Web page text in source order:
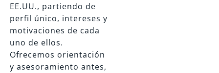
EE.UU., partiendo de
perfil único, intereses y
motivaciones de cada
uno de ellos.
Ofrecemos orientación
y asesoramiento antes,